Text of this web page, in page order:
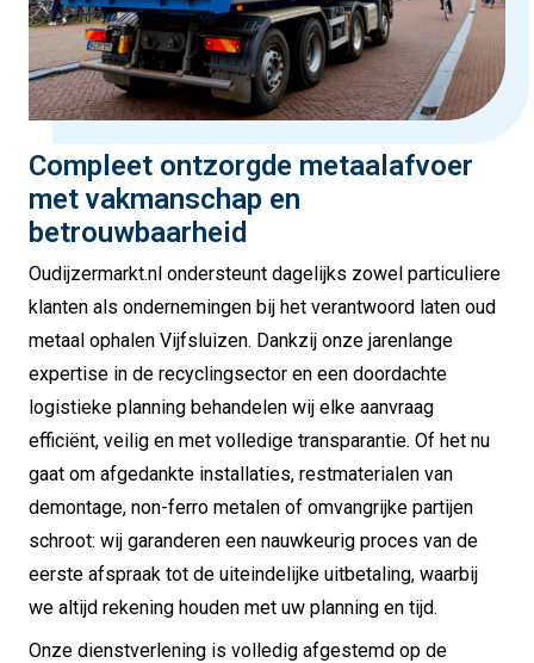
Compleet ontzorgde metaalafvoer
met vakmanschap en
betrouwbaarheid
Oudijzermarkt.nl ondersteunt dagelijks zowel particuliere
klanten als ondernemingen bij het verantwoord laten oud
metaal ophalen Vijfsluizen. Dankzij onze jarenlange
expertise in de recyclingsector en een doordachte
logistieke planning behandelen wij elke aanvraag
efficiënt, veilig en met volledige transparantie. Of het nu
gaat om afgedankte installaties, restmaterialen van
demontage, non-ferro metalen of omvangrijke partijen
schroot: wij garanderen een nauwkeurig proces van de
eerste afspraak tot de uiteindelijke uitbetaling, waarbij
we altijd rekening houden met uw planning en tijd.
Onze dienstverlening is volledig afgestemd op de